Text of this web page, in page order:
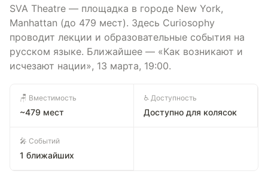
SVA Theatre — площадка в городе New York,
Manhattan (до 479 мест). Здесь Curiosophy
проводит лекции и образовательные события на
русском языке. Ближайшее — «Как возникают и
исчезают нации», 13 марта, 19:00.
🪑 Вместимость
~479 мест
♿ Доступность
Доступно для колясок
🎤 Событий
1 ближайших